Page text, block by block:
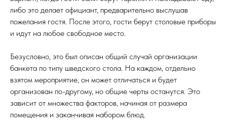
либо это делает официант, предварительно выслушав
пожелания гостя. После этого, гости берут столовые приборы
и идут на любое свободное место.
Безусловно, это был описан общий случай организации
банкета по типу шведского стола. На каждом, отдельно
взятом мероприятие, он может отличаться и будет
организован по-другому, но общие черты останутся. Это
зависит от множества факторов, начиная от размера
помещения и заканчивая набором блюд.